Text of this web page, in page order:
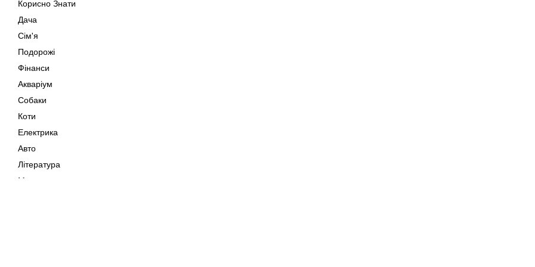
Корисно Знати
Дача
Сім'я
Подорожі
Фінанси
Акваріум
Собаки
Коти
Електрика
Авто
Література
Музика